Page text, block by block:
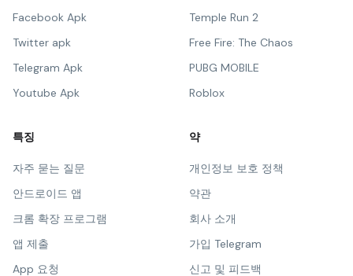
Facebook Apk
Twitter apk
Telegram Apk
Youtube Apk
Temple Run 2
Free Fire: The Chaos
PUBG MOBILE
Roblox
특징
자주 묻는 질문
안드로이드 앱
크롬 확장 프로그램
앱 제출
App 요청
약
개인정보 보호 정책
약관
회사 소개
가입 Telegram
신고 및 피드백